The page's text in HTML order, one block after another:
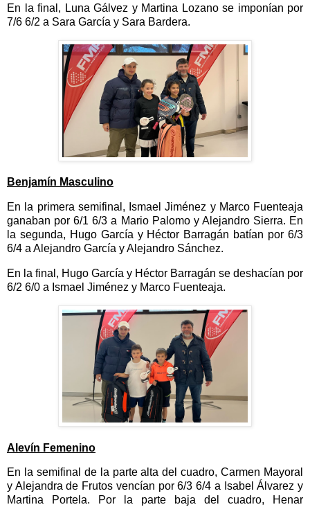
En la final, Luna Gálvez y Martina Lozano se imponían por
7/6 6/2 a Sara García y Sara Bardera.
Benjamín Masculino
En la primera semifinal, Ismael Jiménez y Marco Fuenteaja
ganaban por 6/1 6/3 a Mario Palomo y Alejandro Sierra. En
la segunda, Hugo García y Héctor Barragán batían por 6/3
6/4 a Alejandro García y Alejandro Sánchez.
En la final, Hugo García y Héctor Barragán se deshacían por
6/2 6/0 a Ismael Jiménez y Marco Fuenteaja.
Alevín Femenino
En la semifinal de la parte alta del cuadro, Carmen Mayoral
y Alejandra de Frutos vencían por 6/3 6/4 a Isabel Álvarez y
Martina Portela. Por la parte baja del cuadro, Henar